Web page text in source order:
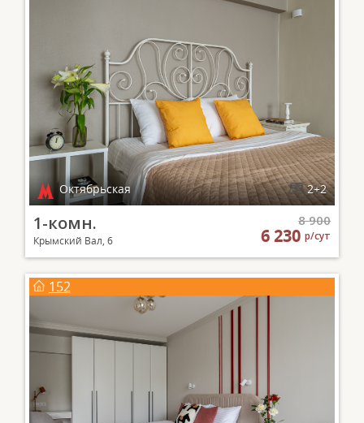
Октябрьская 2+2
1-комн.
Крымский Вал, 6
8 900
6 230р/сут
152